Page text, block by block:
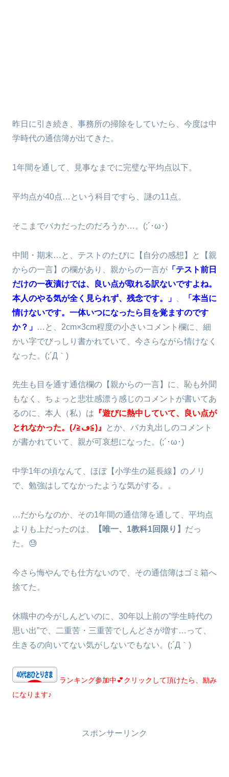
昨日に引き続き、事務所の掃除をしていたら、今度は中
学時代の通信簿が出てきた。
1年間を通して、見事なまでに完璧な平均点以下。
平均点が40点…という科目ですら、謎の11点。
そこまでバカだったのだろうか…。(;´･ω･)
中間・期末…と、テストのたびに【自分の感想】と【親
からの一言】の欄があり、親からの一言が 「テスト前日
だけの一夜漬けでは、良い点が取れる訳ないですよね。
本人のやる気が全く見られず、残念です。」
「本当に
情けないです。一体いつになったら目を覚ますのです
か？」 …と、2cm×3cm程度の小さいコメント欄に、細
かい字でびっしり書かれていて、今さらながら情けなく
なった。(;´Д｀)
先生も目を通す通信欄の【親からの一言】に、恥も外聞
もなく、ちょっと悲壮感漂う感じのコメントが書いてあ
るのに、本人（私）は 『遊びに熱中していて、良い点が
とれなかった。(ﾉ≧ڡ≦)』
とか、バカ丸出しのコメント
が書かれていて、親が可哀想になった。(;´･ω･)
中学1年の頃なんて、ほぼ【小学生の延長線】のノリ
で、勉強はしてなかったような気がする。。
…だからなのか、その1年間の通信簿を通して、平均点
よりも上だったのは、
【唯一、1教科1回限り】 だっ
た。😓
今さら悔やんでも仕方ないので、その通信簿はゴミ箱へ
捨てた。
休職中の今がしんどいのに、30年以上前の”学生時代の
思い出”で、二重苦・三重苦でしんどさが増す…って、
生きるの向いてない気がしないでもない。(;´Д｀)
ランキング参加中💕クリックして頂けたら、励み
になります♪
スポンサーリンク